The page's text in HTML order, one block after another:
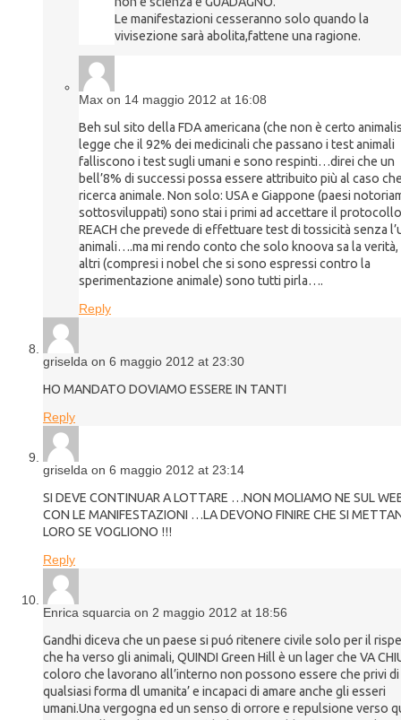
Le manifestazioni cesseranno solo quando la
vivisezione sarà abolita,fattene una ragione.
Max on 14 maggio 2012 at 16:08
Beh sul sito della FDA americana (che non è certo
legge che il 92% dei medicinali che passano i test animali
falliscono i test sugli umani e sono respinti…direi che un
bell’8% di successi possa essere attribuito più al caso
ricerca animale. Non solo: USA e Giappone (paesi
sottosviluppati) sono stai i primi ad accettare il protocollo
REACH che prevede di effettuare test di tossicità senza
animali….ma mi rendo conto che solo knoova sa la verità,
altri (compresi i nobel che si sono espressi contro la
sperimentazione animale) sono tutti pirla….
Reply
griselda on 6 maggio 2012 at 23:30
HO MANDATO DOVIAMO ESSERE IN TANTI
Reply
griselda on 6 maggio 2012 at 23:14
SI DEVE CONTINUAR A LOTTARE …NON MOLIAMO NE SUL
CON LE MANIFESTAZIONI …LA DEVONO FINIRE CHE SI
LORO SE VOGLIONO !!!
Reply
Enrica squarcia on 2 maggio 2012 at 18:56
Gandhi diceva che un paese si puó ritenere civile solo per il
che ha verso gli animali, QUINDI Green Hill è un lager che VA
coloro che lavorano all’interno non possono essere che privi di
qualsiasi forma dl umanita’ e incapaci di amare anche gli esseri
umani.Una vergogna ed un senso di orrore e repulsione verso